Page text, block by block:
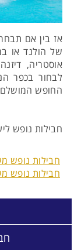
אז בין אם
של הולנד או
אוסטריה,
לבחור בכפר
החופש
חבילות נופש
חבילות נופש
חבילות נופש